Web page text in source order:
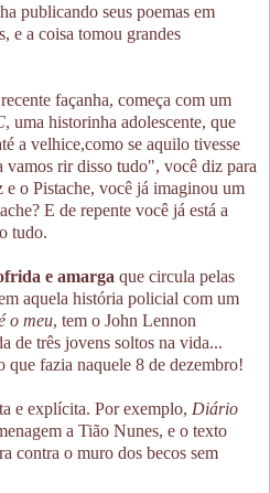
publicando seus poemas em
e a coisa tomou grandes
façanha, começa com um
, uma historinha adolescente, que
a velhice,como se aquilo tivesse
rir disso tudo", você diz para
e o Pistache, você já imaginou um
E de repente você já está a
tudo.
e amarga que circula pelas
aquela história policial com um
o meu, tem o John Lennon
de três jovens soltos na vida...
que fazia naquele 8 de dezembro!
e explícita. Por exemplo, Diário
a Tião Nunes, e o texto
contra o muro dos becos sem